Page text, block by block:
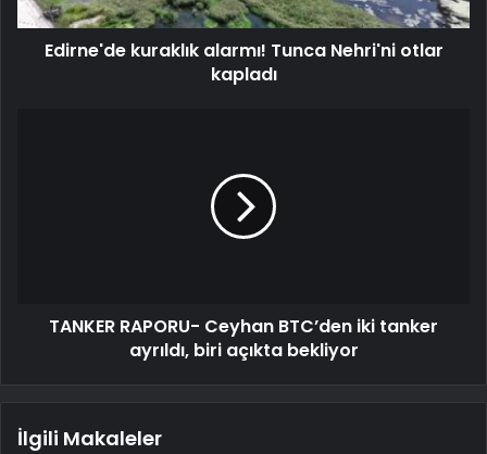
Edirne'de kuraklık alarmı! Tunca Nehri'ni otlar
kapladı
TANKER RAPORU- Ceyhan BTC’den iki tanker
ayrıldı, biri açıkta bekliyor
İlgili Makaleler